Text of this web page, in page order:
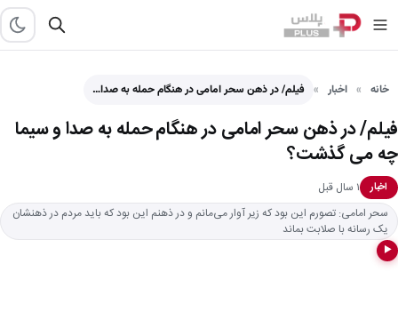
خانه اخبار فیلم/ در ذهن سحر امامی در هنگام حمله به صدا…
فیلم/ در ذهن سحر امامی در هنگام حمله به صدا و سیما
چه می گذشت؟
اخبار
۱ سال قبل
سحر امامی: تصورم این بود که زیر آوار می‌مانم و در ذهنم این بود که باید مردم در ذهنشان
یک رسانه با صلابت بماند
▶